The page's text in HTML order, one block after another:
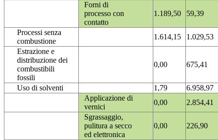
Forni di
processo con
contatto
1.189,50 59,39
Processi senza
combustione
1.614,15
1.029,53
Estrazione e
distribuzione dei
combustibili
fossili
0,00 675,41
Uso di solventi 1,79
6.958,97
Applicazione di
vernici
0,00
2.854,41
Sgrassaggio,
pulitura a secco
ed elettronica
0,00 226,90